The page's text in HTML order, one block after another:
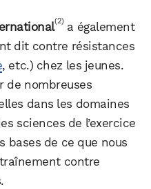
(2) a également
dit contre résistances
, etc.) chez les jeunes.
de nombreuses
dans les domaines
sciences de l’exercice
bases de ce que nous
contre